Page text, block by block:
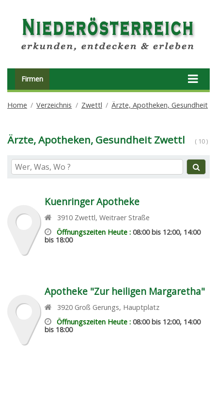
Firmen
Home Verzeichnis Zwettl Ärzte, Apotheken, Gesundheit
Ärzte, Apotheken, Gesundheit Zwettl ( 10 )
Kuenringer Apotheke
3910 Zwettl,Weitraer Straße
Öffnungszeiten Heute :08:00 bis 12:00, 14:00
bis 18:00
Apotheke "Zur heiligen Margaretha"
3920 Groß Gerungs, Hauptplatz
Öffnungszeiten Heute :08:00 bis 12:00, 14:00
bis 18:00